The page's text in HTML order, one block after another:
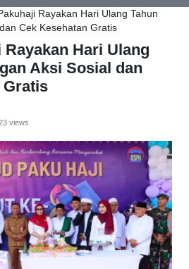
Rayakan Hari Ulang Tahun
Cek Kesehatan Gratis
Rayakan Hari Ulang
Aksi Sosial dan
Gratis
views